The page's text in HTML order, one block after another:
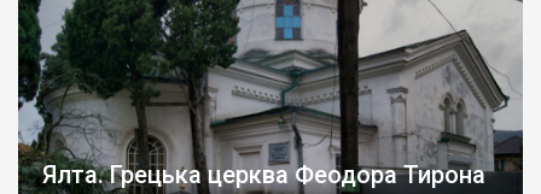
Ялта. Грецька церква Феодора Тирона